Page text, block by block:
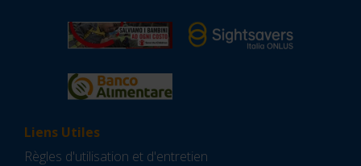
Liens Utiles
Règles d'utilisation et d'entretien